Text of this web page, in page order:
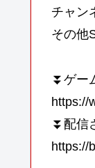
チャン
その他
⏬ゲー
https://
⏬配信
https://